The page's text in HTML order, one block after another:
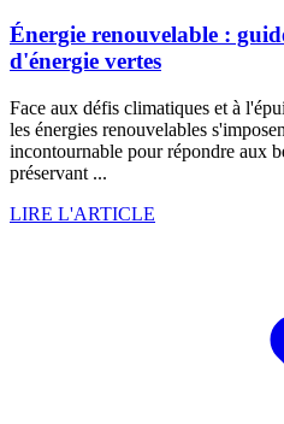
Énergie renouvelable :
d'énergie vertes
Face aux défis climatiques et à
les énergies renouvelables
incontournable pour répondre aux
préservant ...
LIRE L'ARTICLE